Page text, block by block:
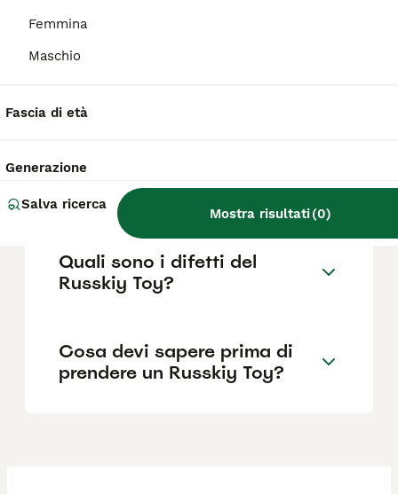
Femmina
Maschio
Fascia di età
Generazione
Salva ricerca
Mostra risultati(0)
dell'allevatore e la posizione.
Russkiy Toy?
Qual è il carattere del
Russkiy Toy?
Quali sono i difetti del
Russkiy Toy?
Cosa devi sapere prima di
prendere un Russkiy Toy?